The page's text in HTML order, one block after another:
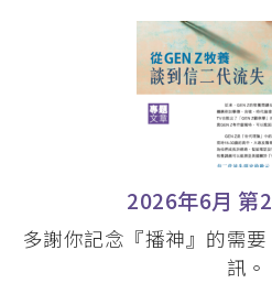
崇拜學文學碩士
基督教研究碩士 (英
(研究程度) (英國)
教牧訓練課程專為兩類對
徒和現職牧者而設。道學
身事主的信徒；其餘課程
同焦點的持續裝備機會。
2026年6月 第
多謝你記念『播神』的需
訊。